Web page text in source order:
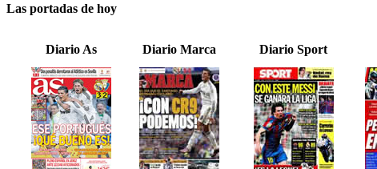
Las portadas de hoy
Diario As Diario Marca Diario Sport